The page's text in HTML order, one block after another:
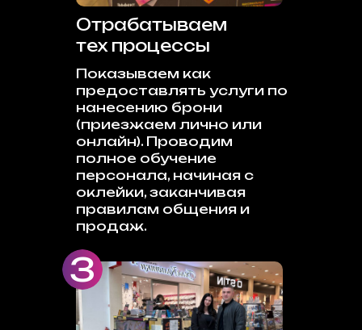
Показываем как
предоставлять услуги по
нанесению брони
(приезжаем лично или
онлайн). Проводим
полное обучение
персонала, начиная с
оклейки, заканчивая
правилам общения и
продаж.
Отрабатываем
тех процессы
3